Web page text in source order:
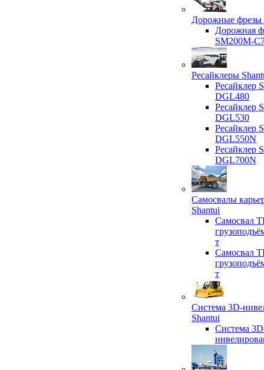
Дорожные фрезы
Дорожная
SM200M-
Ресайклеры
Ресайклер
DGL480
Ресайклер
DGL530
Ресайклер
DGL550N
Ресайклер
DGL700N
Самосвалы
Shantui
Самосвал
т
Самосвал
т
Система 3D-
Shantui
Система